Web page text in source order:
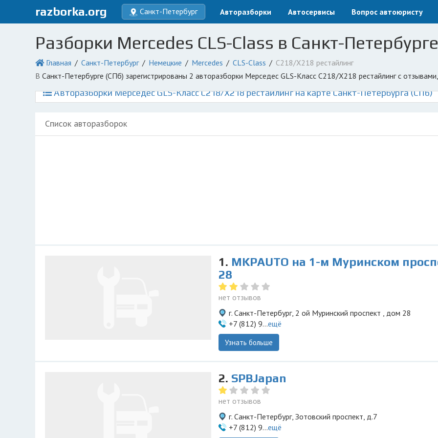
razborka.org Санкт-Петербург Авторазборки Автосервисы Вопрос автоюристу
Разборки Mercedes CLS-Class в Санкт-
Главная Санкт-Петербург Немецкие Mercedes CLS-Class
C218/X218 рестайлинг
в Санкт-Петербурге (СПб) зарегистрированы 2 авторазборки Мерседес GLS-Класс C218/X218 рестайлинг с
Авторазборки Мерседес GLS-Класс C218/X218 рестайлинг на карте Санкт-Петербурга (СПб)
Список авторазборок
1. MKPAUTO на 1-м Муринском
28
нет отзывов
г. Санкт-Петербург, 2 ой Муринский проспект , дом 28
+7 (812) 9...ещё
Узнать больше
2. SPBJapan
нет отзывов
г. Санкт-Петербург, Зотовский проспект, д.7
+7 (812) 9...ещё